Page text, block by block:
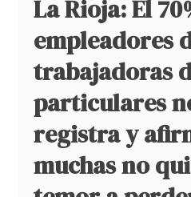
La Rioja: El
empleadores
trabajadoras
particulares
registra y
muchas no